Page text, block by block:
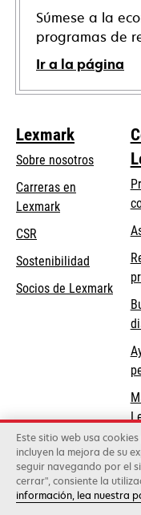
Súmese a la
programas de
Ir a la página
Lexmark
Sobre nosotros
Carreras en
Lexmark
CSR
Sostenibilidad
Socios de Lexmark
se
Lexmark
©2026 Todos
Legal Política de
Este sitio web usa
incluyen la mejora de su
seguir navegando por el
cerrar", consiente la
información, lea nuestra